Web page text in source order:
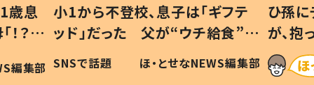
歳息
？」
編集部
小1から不登校、息子は「ギフテ
ッド」だった 父が“ウチ給食”を
作り続ける理由とは #令和の親
#令和の子
SNSで話題 ほ・とせなNEWS編集部
ひ孫
が、
「涙が
い」